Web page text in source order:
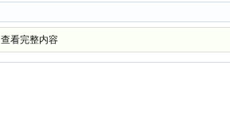
查看完整内容